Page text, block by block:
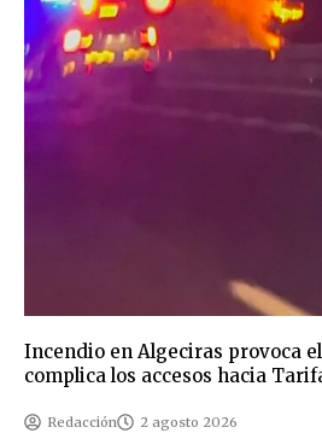
Incendio en Algeciras provoca
complica los accesos hacia
Redacción 2 agosto 2026